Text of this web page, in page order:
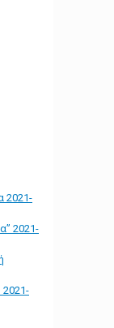
2021-
2021-
2021-